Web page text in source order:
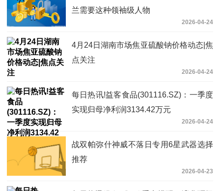
兰需要这种领袖级人物
2026-04-24
4月24日湖南市场焦亚硫酸钠价格动态|焦
点关注
2026-04-24
每日热讯!益客食品(301116.SZ)：一季度
实现归母净利润3134.42万元
2026-04-24
战双帕弥什神威不落日专用6星武器选择
推荐
2026-04-23